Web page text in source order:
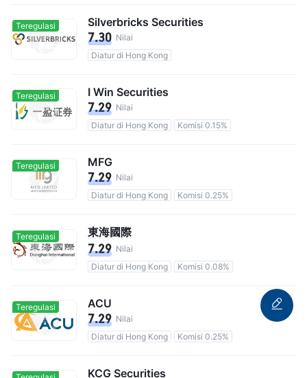
Teregulasi Silverbricks Securities
7.30 Nilai
Diatur di Hong Kong
Teregulasi I Win Securities
7.29 Nilai
Diatur di Hong Kong
Komisi 0.15%
Teregulasi MFG
7.29 Nilai
Diatur di Hong Kong
Komisi 0.25%
Teregulasi 東海國際
7.29 Nilai
Diatur di Hong Kong
Komisi 0.08%
Teregulasi ACU
7.29 Nilai
Diatur di Hong Kong
Komisi 0.25%
KCG Securities